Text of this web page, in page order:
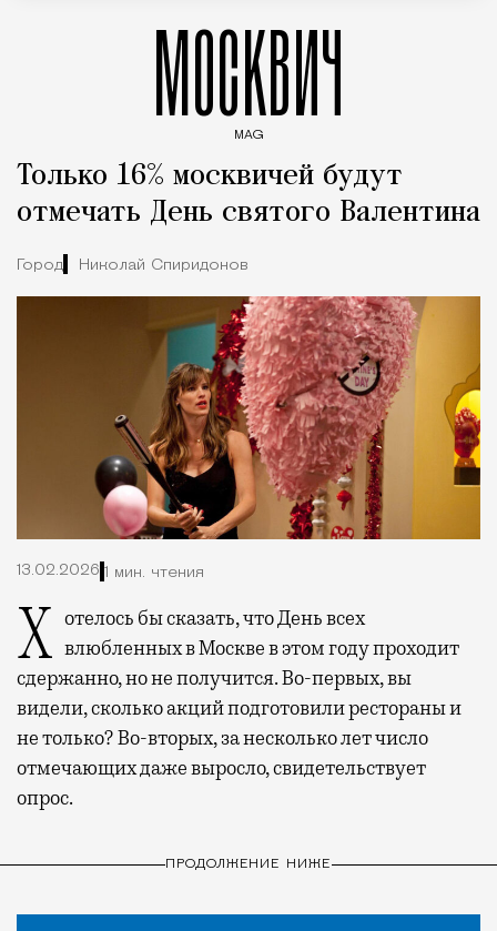
МОСКВИЧ
MAG
Только 16% москвичей будут
отмечать День святого Валентина
Город Николай Спиридонов
13.02.2026 1 мин. чтения
Хотелось бы сказать, что День всех влюбленных в Москве в этом году проходит
сдержанно, но не получится. Во-первых, вы
видели, сколько акций подготовили рестораны и
не только? Во-вторых, за несколько лет число
отмечающих даже выросло, свидетельствует
опрос.
ПРОДОЛЖЕНИЕ НИЖЕ